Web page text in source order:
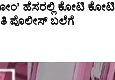
ಹೆಸರಲ್ಲಿ ಕೋಟಿ ಕೋಟಿ
ಪೊಲೀಸ್ ಬಲೆಗೆ